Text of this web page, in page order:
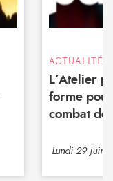
ACTUALITÉS
L’Atelier
forme
combat de
Lundi 29 juin